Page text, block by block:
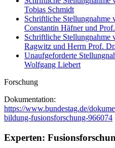
Tobias Schmidt
Schriftliche Stellungnahme
Constantin Häfner und
Schriftliche
Ragwitz und Herrn Prof.
Unaufgeforderte
Wolfgang Liebert
Forschung
Dokumentation:
https://www.bundestag.de/
bildung-fusionsforschung-966074
Experten: